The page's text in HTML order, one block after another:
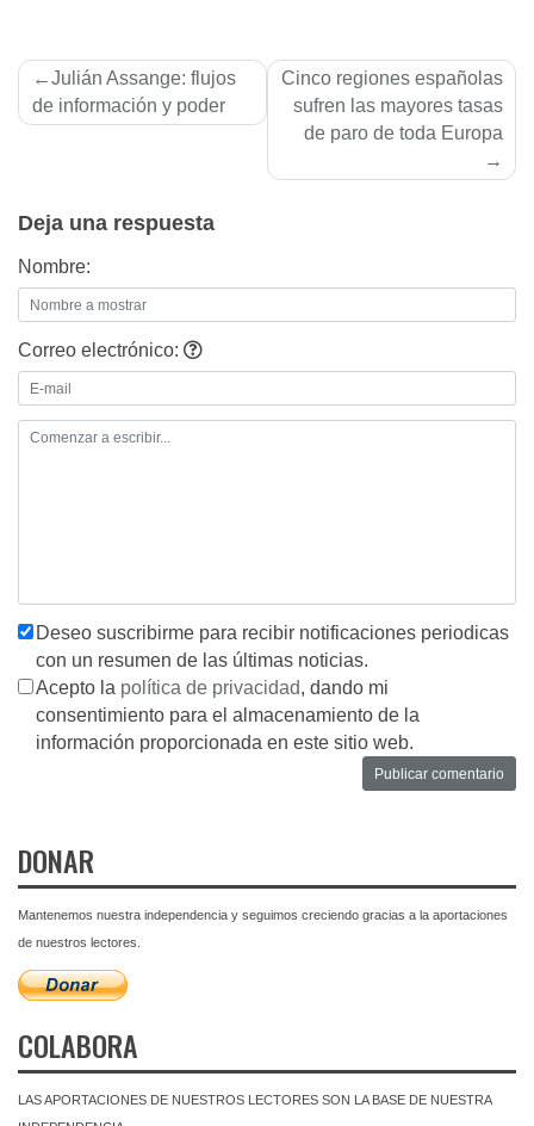
Navegación
de
Julián Assange: flujos
de información y poder
Cinco regiones españolas
sufren las mayores tasas
de paro de toda Europa
Deja una respuesta
Nombre:
Correo electrónico:
Deseo suscribirme para recibir notificaciones periodicas
con un resumen de las últimas noticias.
Acepto la política de privacidad, dando mi
consentimiento para el almacenamiento de la
información proporcionada en este sitio web.
DONAR
Mantenemos nuestra independencia y seguimos creciendo gracias a la aportaciones
de nuestros lectores.
COLABORA
LAS APORTACIONES DE NUESTROS LECTORES SON LA BASE DE NUESTRA